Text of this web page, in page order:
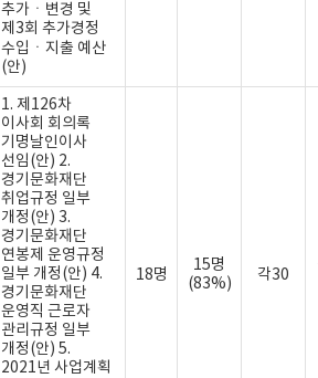
추가ㆍ변경 및
제3회 추가경정
수입ㆍ지출 예산
(안)
1. 제126차
이사회 회의록
기명날인이사
선임(안) 2.
경기문화재단
취업규정 일부
개정(안) 3.
경기문화재단
연봉제 운영규정
일부 개정(안) 4.
경기문화재단
운영직 근로자
관리규정 일부
개정(안) 5.
2021년 사업계획
18명
15명
(83%)
각30